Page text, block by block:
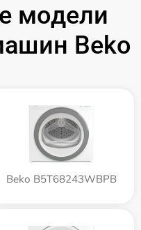
модели
Beko
Beko B5T68243WBPB